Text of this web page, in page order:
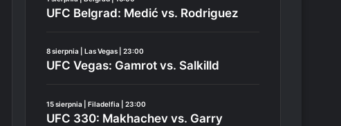
UFC Belgrad: Medić vs. Rodriguez
8 sierpnia | Las Vegas | 23:00
UFC Vegas: Gamrot vs. Salkilld
15 sierpnia | Filadelfia | 23:00
UFC 330: Makhachev vs. Garry